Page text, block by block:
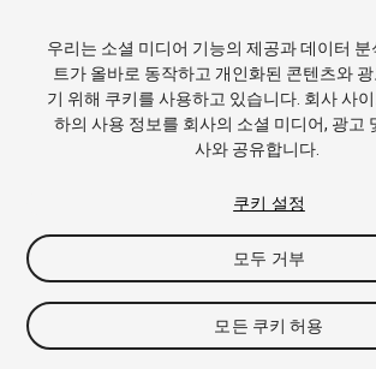
using UnityEngine;
using UnityEngine.Animations;
using UnityEngine.Playables;
public class
private int
private float
우리는 소셜 미디어 기능의 제공과 데이터 분
트가 올바로 동작하고 개인화된 콘텐츠와
기 위해 쿠키를 사용하고 있습니다. 회사 사
하의 사용 정보를 회사의 소셜 미디어, 광고
사와 공유합니다.
쿠키 설정
모두 거부
모든 쿠키 허용